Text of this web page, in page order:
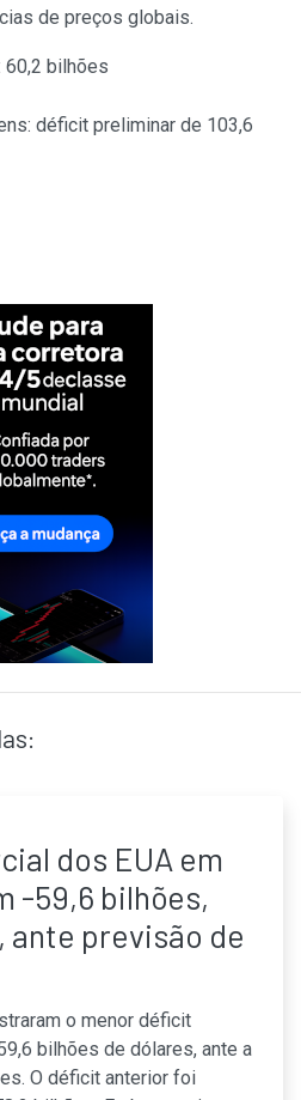
de preços globais.
60,2 bilhões
déficit preliminar de 103,6
dos EUA em
-59,6 bilhões,
ante previsão de
o menor déficit
bilhões de dólares, ante a
O déficit anterior foi